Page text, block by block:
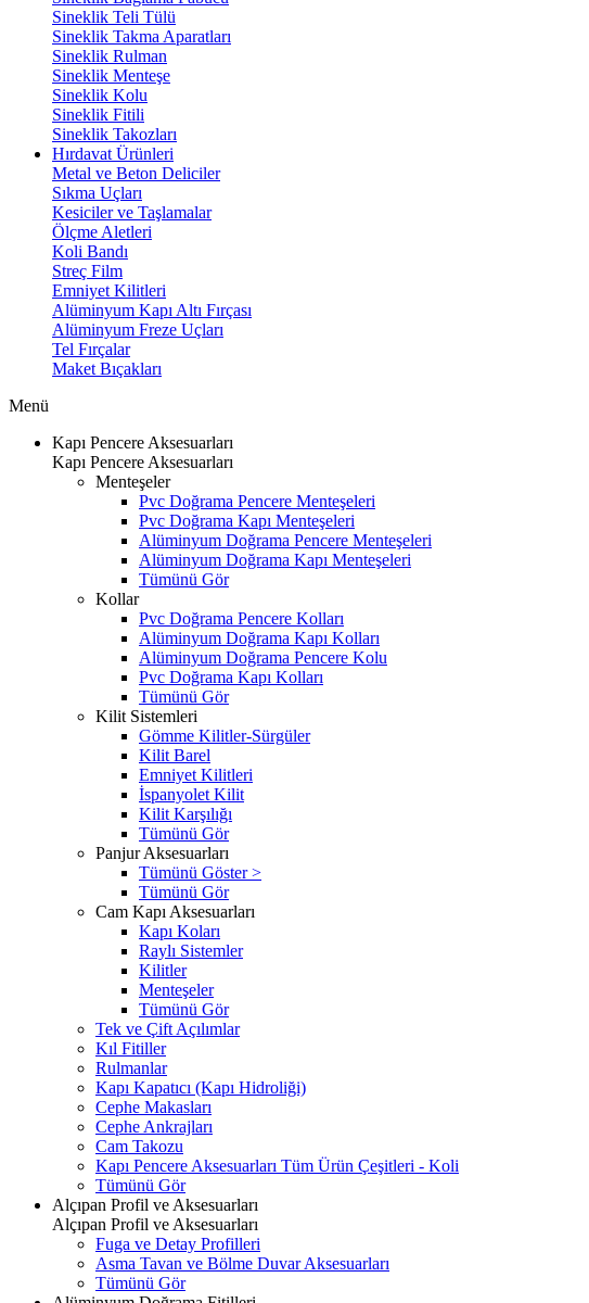
Sineklik Teli Tülü
Sineklik Takma Aparatları
Sineklik Rulman
Sineklik Menteşe
Sineklik Kolu
Sineklik Fitili
Sineklik Takozları
Hırdavat Ürünleri
Metal ve Beton Deliciler
Sıkma Uçları
Kesiciler ve Taşlamalar
Ölçme Aletleri
Koli Bandı
Streç Film
Emniyet Kilitleri
Alüminyum Kapı Altı Fırçası
Alüminyum Freze Uçları
Tel Fırçalar
Maket Bıçakları
Menü
Kapı Pencere Aksesuarları
Kapı Pencere Aksesuarları
Menteşeler
Pvc Doğrama Pencere Menteşeleri
Pvc Doğrama Kapı Menteşeleri
Alüminyum Doğrama Pencere Menteşeleri
Alüminyum Doğrama Kapı Menteşeleri
Tümünü Gör
Kollar
Pvc Doğrama Pencere Kolları
Alüminyum Doğrama Kapı Kolları
Alüminyum Doğrama Pencere Kolu
Pvc Doğrama Kapı Kolları
Tümünü Gör
Kilit Sistemleri
Gömme Kilitler-Sürgüler
Kilit Barel
Emniyet Kilitleri
İspanyolet Kilit
Kilit Karşılığı
Tümünü Gör
Panjur Aksesuarları
Tümünü Göster >
Tümünü Gör
Cam Kapı Aksesuarları
Kapı Koları
Raylı Sistemler
Kilitler
Menteşeler
Tümünü Gör
Tek ve Çift Açılımlar
Kıl Fitiller
Rulmanlar
Kapı Kapatıcı (Kapı Hidroliği)
Cephe Makasları
Cephe Ankrajları
Cam Takozu
Kapı Pencere Aksesuarları Tüm Ürün Çeşitleri - Koli
Tümünü Gör
Alçıpan Profil ve Aksesuarları
Alçıpan Profil ve Aksesuarları
Fuga ve Detay Profilleri
Asma Tavan ve Bölme Duvar Aksesuarları
Tümünü Gör